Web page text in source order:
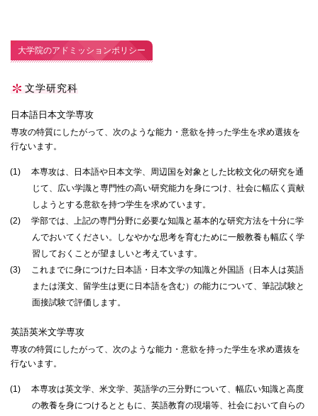
大学院のアドミッションポリシー
文学研究科
日本語日本文学専攻
専攻の特質にしたがって、次のような能力・意欲を持った学生を求め選抜を
行ないます。
(1)
本専攻は、日本語や日本文学、周辺国を対象とした比較文化の研究を通
じて、広い学識と専門性の高い研究能力を身につけ、社会に幅広く貢献
しようとする意欲を持つ学生を求めています。
(2)
学部では、上記の専門分野に必要な知識と基本的な研究方法を十分に学
んでおいてください。しなやかな思考を育むために一般教養も幅広く学
習しておくことが望ましいと考えています。
(3)
これまでに身につけた日本語・日本文学の知識と外国語（日本人は英語
または漢文、留学生は更に日本語を含む）の能力について、筆記試験と
面接試験で評価します。
英語英米文学専攻
専攻の特質にしたがって、次のような能力・意欲を持った学生を求め選抜を
行ないます。
(1)
本専攻は英文学、米文学、英語学の三分野について、幅広い知識と高度
の教養を身につけるとともに、英語教育の現場等、社会において自らの